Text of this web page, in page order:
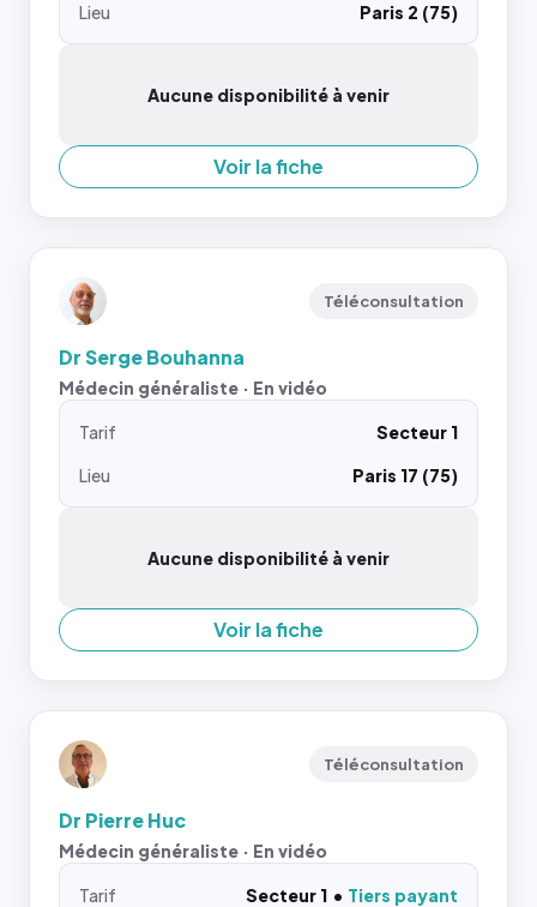
Lieu
Paris 2 (75)
Aucune disponibilité à venir
Voir la fiche
Téléconsultation
Dr Serge Bouhanna
Médecin généraliste · En vidéo
Tarif
Secteur 1
Lieu
Paris 17 (75)
Aucune disponibilité à venir
Voir la fiche
Téléconsultation
Dr Pierre Huc
Médecin généraliste · En vidéo
Tarif Secteur 1
Tiers payant